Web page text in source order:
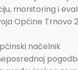
monitoring i
Općine Trnovo
načelnik